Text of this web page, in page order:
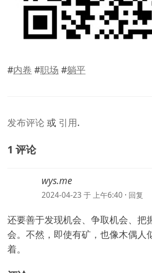
#内卷 #职场 #躺平
发布评论 或 引用.
1 评论
wys.me
2024-04-23 于 上午6:40 · 回复
还要善于发现机会、争取机会、把
会。不然，即使有矿，也像木偶人
着。